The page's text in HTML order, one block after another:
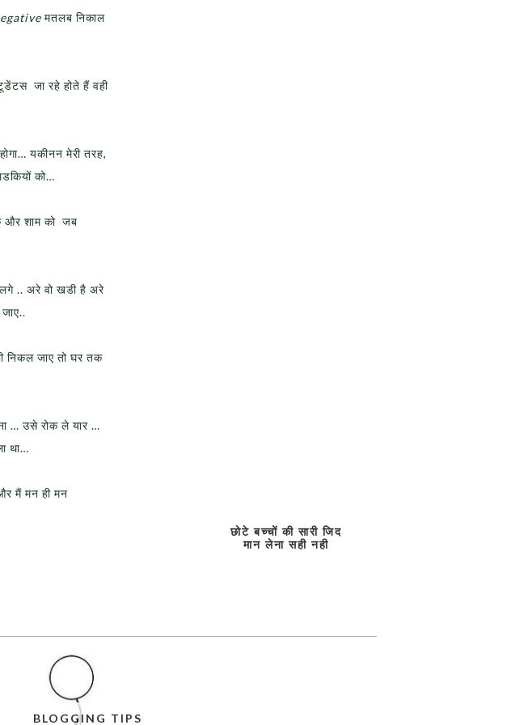
decrease
मतलब निकाल
जा रहे होते हैं वही
यकीनन मेरी तरह,
को…
और शाम को जब
.. अरे वो खडी है अरे
निकल जाए तो घर तक
… उसे रोक ले यार …
था…
मैं मन ही मन
छोटे बच्चों की सारी जिद
मान लेना सही नही
BLOGGING TIPS